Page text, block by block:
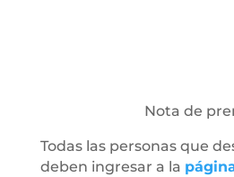
Nota de
Todas las personas que
deben ingresar a la